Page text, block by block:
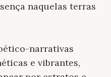
naquelas terras
narrativas
e vibrantes,